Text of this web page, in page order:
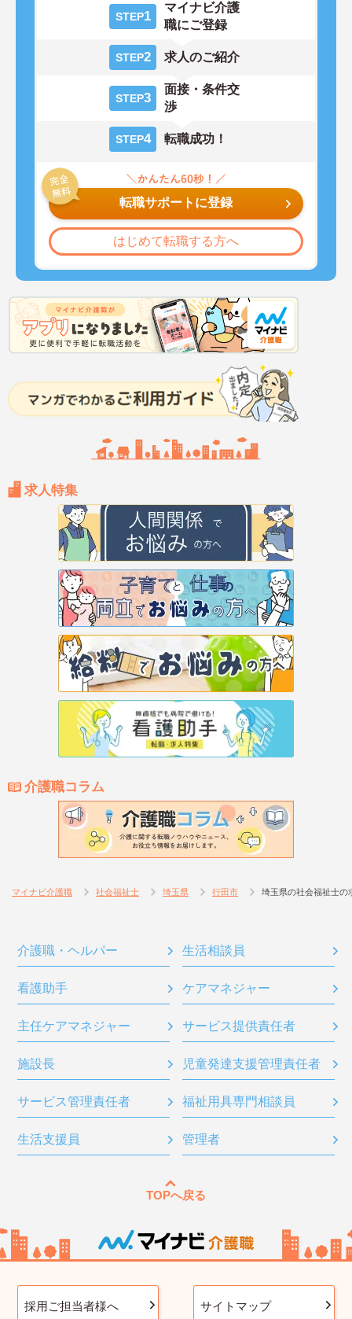
STEP1
マイナビ介護
職にご登録
STEP2 求人のご紹介
STEP3
面接・条件交
渉
STEP4 転職成功！
転職サポートに登録
はじめて転職する方へ
求人特集
介護職コラム
マイナビ介護職 社会福祉士 埼玉県 行田市 埼玉県の社会福祉士の
介護職・ヘルパー 生活相談員
看護助手 ケアマネジャー
主任ケアマネジャー サービス提供責任者
施設長 児童発達支援管理責任者
サービス管理責任者 福祉用具専門相談員
生活支援員 管理者
TOPへ戻る
採用ご担当者様へ サイトマップ